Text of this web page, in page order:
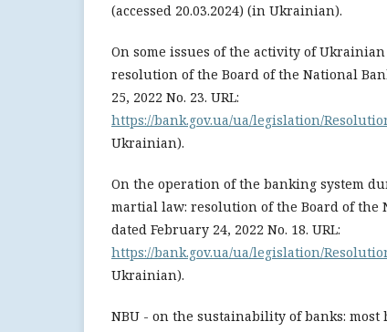
(accessed 20.03.2024) (in Ukrainian).
On some issues of the activity of
resolution of the Board of the National
25, 2022 No. 23. URL:
https://bank.gov.ua/ua/legislation/
Ukrainian).
On the operation of the banking system
martial law: resolution of the Board of the
dated February 24, 2022 No. 18. URL:
https://bank.gov.ua/ua/legislation/
Ukrainian).
NBU - on the sustainability of banks: most